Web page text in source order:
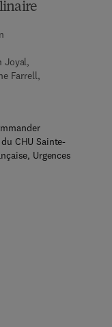
Joyal,
Farrell,
CHU Sainte-
Urgences